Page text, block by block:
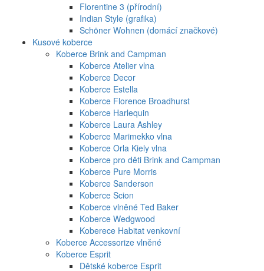
Florentine 3 (přírodní)
Indian Style (grafika)
Schöner Wohnen (domácí značkové)
Kusové koberce
Koberce Brink and Campman
Koberce Atelier vlna
Koberce Decor
Koberce Estella
Koberce Florence Broadhurst
Koberce Harlequin
Koberce Laura Ashley
Koberce Marimekko vlna
Koberce Orla Kiely vlna
Koberce pro děti Brink and Campman
Koberce Pure Morris
Koberce Sanderson
Koberce Scion
Koberce vlněné Ted Baker
Koberce Wedgwood
Koberece Habitat venkovní
Koberce Accessorize vlněné
Koberce Esprit
Dětské koberce Esprit